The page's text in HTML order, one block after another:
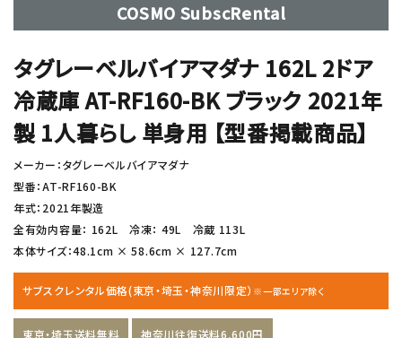
COSMO SubscRental
タグレーベルバイアマダナ 162L 2ドア
冷蔵庫 AT-RF160-BK ブラック 2021年
製 1人暮らし 単身用 【型番掲載商品】
メーカー：タグレーベルバイアマダナ
型番：AT-RF160-BK
年式：2021年製造
全有効内容量： 162L 冷凍： 49L 冷蔵 113L
本体サイズ：48.1cm × 58.6cm × 127.7cm
サブスクレンタル価格(東京・埼玉・神奈川限定） ※一部エリア除く
東京・埼玉送料無料 神奈川往復送料6,600円